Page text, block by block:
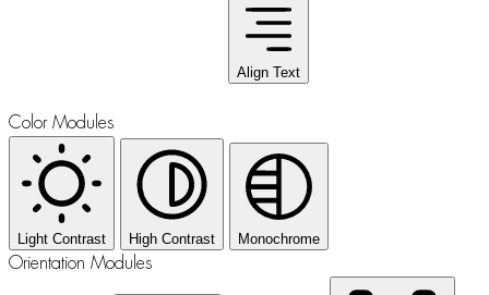
Align Text
Color Modules
Light Contrast High Contrast Monochrome
Orientation Modules